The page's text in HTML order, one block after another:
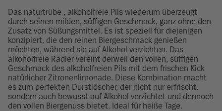
Das naturtrübe , alkoholfreie Pils wiederum überzeugt
durch seinen milden, süffigen Geschmack, ganz ohne den
Zusatz von Süßungsmittel. Es ist speziell für diejenigen
konzipiert, die den reinen Biergeschmack genießen
möchten, während sie auf Alkohol verzichten. Das
alkoholfreie Radler vereint derweil den vollen, süffigen
Geschmack des alkoholfreien Pils mit dem frischen Kick
natürlicher Zitronenlimonade. Diese Kombination macht
es zum perfekten Durstlöscher, der nicht nur erfrischt,
sondern auch bewusst auf Alkohol verzichtet und dennoch
den vollen Biergenuss bietet. Ideal für heiße Tage.